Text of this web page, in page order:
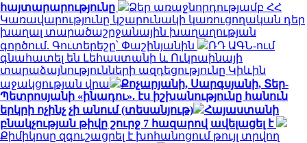
հայտարարությունը
Ձեր առաջնորդությամբ ՀՀ
Կառավարությունը կշարունակի կառուցողական դեր
խաղալ տարածաշրջանային խաղաղության
գործում. Գուտերեշը՝ Փաշինյանին
ՌԴ ԱԳՆ-ում
գնահատել են Լեհաստանի և Ուկրաինայի
տարաձայնությունների ազդեցությունը Կիևին
աջակցության վրա
Քոչարյանի, Սարգսյանի, Տեր-
Պետրոսյանի «ինադու». էս իշխանությունը հանուն
երկրի ոչինչ չի անում (տեսանյութ)
Հայաստանի
բնակչության թիվը շուրջ 7 հազարով ավելացել է
Քիմիկոսը զգուշացրել է խոհանոցում թույլ տրվող